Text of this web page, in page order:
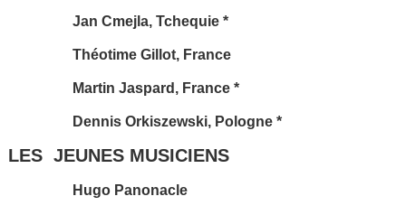
Jan Cmejla, Tchequie *
Théotime Gillot, France
Martin Jaspard, France *
Dennis Orkiszewski, Pologne *
LES JEUNES MUSICIENS
Hugo Panonacle